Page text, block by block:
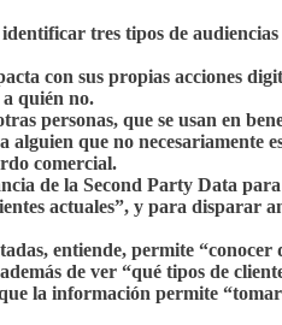
tres tipos de
con sus propias acciones
a quién no.
personas, que se usan en
que no necesariamente
comercial.
de la Second Party Data
actuales”, y para disparar
entiende, permite “conocer
de ver “qué tipos de
la información permite